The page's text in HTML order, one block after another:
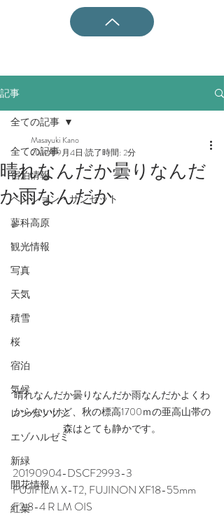
記事
全ての記事
宿泊情報
ペンション・サンセット
蓼科高原
観光情報
写真
天気
積雪
桜
宿泊
気候
レンゲツツジ
エゾハルゼミ
新緑
開花情報
紅葉
全ての記事
晴れなんだか曇りなんだ
か雨なんだか
Masayuki Kano
2019年9月4日 読了時間: 2分
晴れなんだか曇りなんだか雨なんだかよくわ
からないけど、秋の標高1700ｍの亜高山帯の
森はとても静かです。
20190904-DSCF2993-3
FUJIFILM X-T2, FUJINON XF18-55mm
F2.8-4 R LM OIS